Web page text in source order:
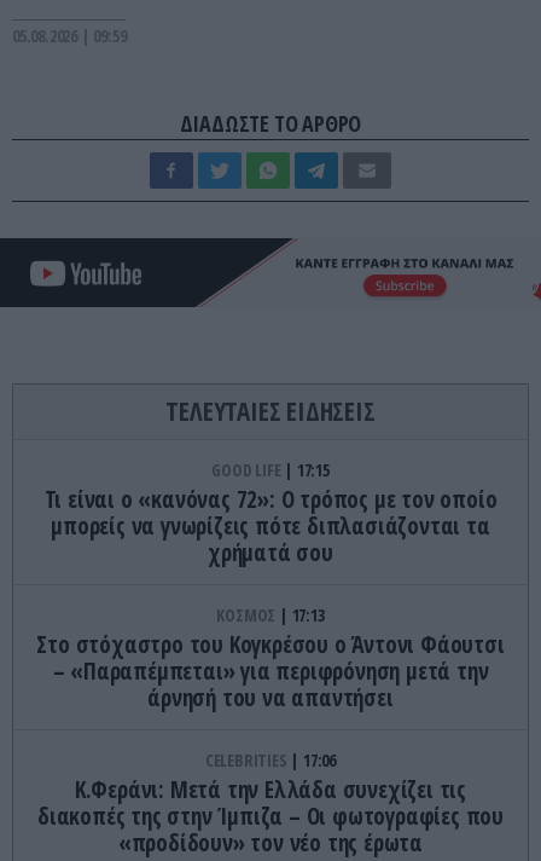
05.08.2026 | 09:59
ΔΙΑΔΩΣΤΕ ΤΟ ΑΡΘΡΟ
ΤΕΛΕΥΤΑΙΕΣ ΕΙΔΗΣΕΙΣ
GOOD LIFE 17:15
Τι είναι ο «κανόνας 72»: Ο τρόπος με τον οποίο
μπορείς να γνωρίζεις πότε διπλασιάζονται τα
χρήματά σου
ΚΟΣΜΟΣ 17:13
Στο στόχαστρο του Κογκρέσου ο Άντονι Φάουτσι
– «Παραπέμπεται» για περιφρόνηση μετά την
άρνησή του να απαντήσει
CELEBRITIES 17:06
Κ.Φεράνι: Μετά την Ελλάδα συνεχίζει τις
διακοπές της στην Ίμπιζα – Οι φωτογραφίες που
«προδίδουν» τον νέο της έρωτα